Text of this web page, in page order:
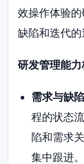
效操作体验的
缺陷和迭代的
研发管理能力
需求与缺
程的状态
陷和需求
集中跟进。